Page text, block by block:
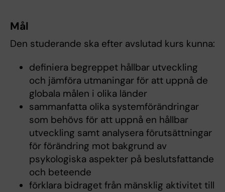
Mål
Den studerande ska efter avslutad kurs kunna:
definiera begreppet hållbar utveckling
och jämföra utmaningar för att uppnå de
globala målen i olika länder
sammanfatta olika systemförändringar
som behövs för att uppnå en hållbar
utveckling samt analysera förutsättningar
för förändring mot bakgrund av
psykologiska aspekter på beslutsfattande
och beteende
förklara bidraget från mänsklig aktivitet till